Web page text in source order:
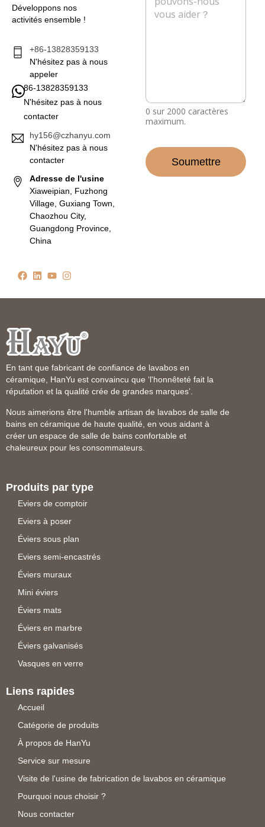
Développons nos
activités ensemble !
+86-13828359133
N'hésitez pas à nous
appeler
86-13828359133
N'hésitez pas à nous
contacter
hy156@czhanyu.com
N'hésitez pas à nous
contacter
Adresse de l'usine
Xiaweipian, Fuzhong
Village, Guxiang Town,
Chaozhou City,
Guangdong Province,
China
n
e
0 sur 2000 caractères
maximum.
Soumettre
En tant que fabricant de confiance de lavabos en
céramique, HanYu est convaincu que ‘l'honnêteté fait la
réputation et la qualité crée de grandes marques’.
Nous aimerions être l'humble artisan de lavabos de salle de
bains en céramique de haute qualité, en vous aidant à
créer un espace de salle de bains confortable et
chaleureux pour les consommateurs.
Produits par type
Eviers de comptoir
Eviers à poser
Éviers sous plan
Eviers semi-encastrés
Éviers muraux
Mini éviers
Éviers mats
Éviers en marbre
Éviers galvanisés
Vasques en verre
Liens rapides
Accueil
Catégorie de produits
À propos de HanYu
Service sur mesure
Visite de l'usine de fabrication de lavabos en céramique
Pourquoi nous choisir ?
Nous contacter